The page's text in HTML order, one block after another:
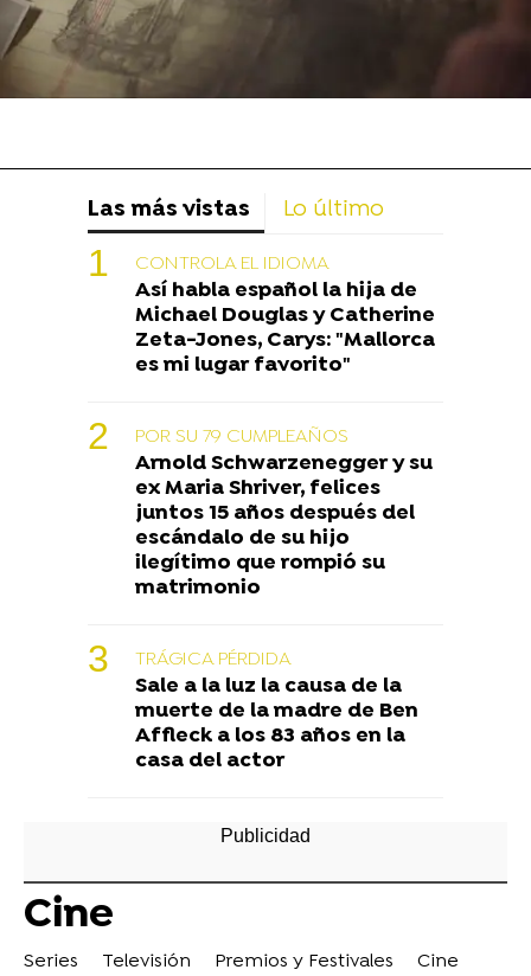
Las más vistas Lo último
CONTROLA EL IDIOMA
Así habla español la hija de
Michael Douglas y Catherine
Zeta-Jones, Carys: "Mallorca
es mi lugar favorito"
POR SU 79 CUMPLEAÑOS
Arnold Schwarzenegger y su
ex Maria Shriver, felices
juntos 15 años después del
escándalo de su hijo
ilegítimo que rompió su
matrimonio
TRÁGICA PÉRDIDA
Sale a la luz la causa de la
muerte de la madre de Ben
Affleck a los 83 años en la
casa del actor
Cine
Series Televisión Premios y Festivales
Cine